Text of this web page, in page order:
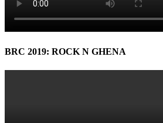
BRC 2019: ROCK N GHENA